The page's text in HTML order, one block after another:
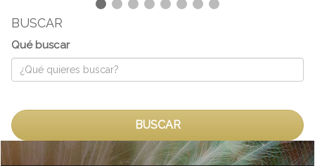
BUSCAR
Qué buscar
BUSCAR